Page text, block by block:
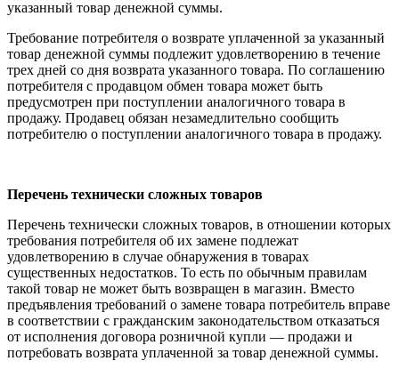
указанный товар денежной суммы.
Требование потребителя о возврате уплаченной за указанный
товар денежной суммы подлежит удовлетворению в течение
трех дней со дня возврата указанного товара. По соглашению
потребителя с продавцом обмен товара может быть
предусмотрен при поступлении аналогичного товара в
продажу. Продавец обязан незамедлительно сообщить
потребителю о поступлении аналогичного товара в продажу.
Перечень технически сложных товаров
Перечень технически сложных товаров, в отношении которых
требования потребителя об их замене подлежат
удовлетворению в случае обнаружения в товарах
существенных недостатков. То есть по обычным правилам
такой товар не может быть возвращен в магазин. Вместо
предъявления требований о замене товара потребитель вправе
в соответствии с гражданским законодательством отказаться
от исполнения договора розничной купли — продажи и
потребовать возврата уплаченной за товар денежной суммы.